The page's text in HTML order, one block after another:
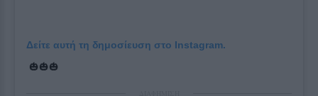
Δείτε αυτή τη δημοσίευση στο Instagram.
🎃🎃🎃